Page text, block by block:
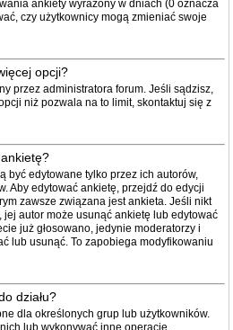
ankiety wyrażony w dniach (0 oznacza
czy użytkownicy mogą zmieniać swoje
opcji?
przez administratora forum. Jeśli sądzisz,
niż pozwala na to limit, skontaktuj się z
być edytowane tylko przez ich autorów,
Aby edytować ankietę, przejdź do edycji
zawsze związana jest ankieta. Jeśli nikt
jej autor może usunąć ankietę lub edytować
już głosowano, jedynie moderatorzy i
lub usunąć. To zapobiega modyfikowaniu
działu?
dla określonych grup lub użytkowników.
lub wykonywać inne operacje,